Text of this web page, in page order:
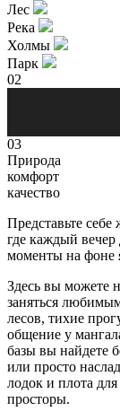
Лес
Река
Холмы
Парк
02
03
Природа
комфорт
качество
Представьте
где каждый вечер
моменты на фоне
Здесь вы можете
заняться
лесов, тихие
общение у
базы вы найдете
или просто
лодок и плота
просторы.